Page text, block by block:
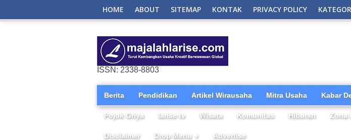
HOME ABOUT SITEMAP KONTAK PRIVACY POLICY
ISSN: 2338-8803
Berita Pendidikan Artikel Wirausaha Mitra Usaha Kabar
Pojok Griya larise tv Wisata Komunitas Hiburan Zona
Disclaimer Drop Menu ▼ Advertise